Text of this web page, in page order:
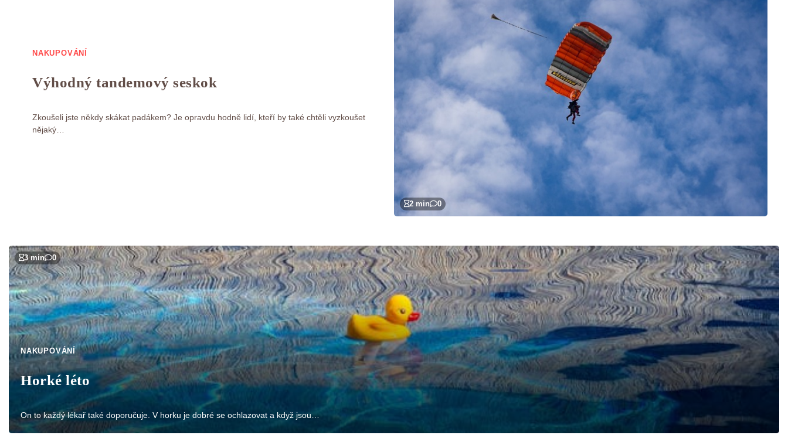
2 min 0
NAKUPOVÁNÍ
Výhodný tandemový seskok
Zkoušeli jste někdy skákat padákem? Je opravdu hodně lidí, kteří by také chtěli vyzkoušet
nějaký…
3 min 0
NAKUPOVÁNÍ
Horké léto
On to každý lékař také doporučuje. V horku je dobré se ochlazovat a když jsou…